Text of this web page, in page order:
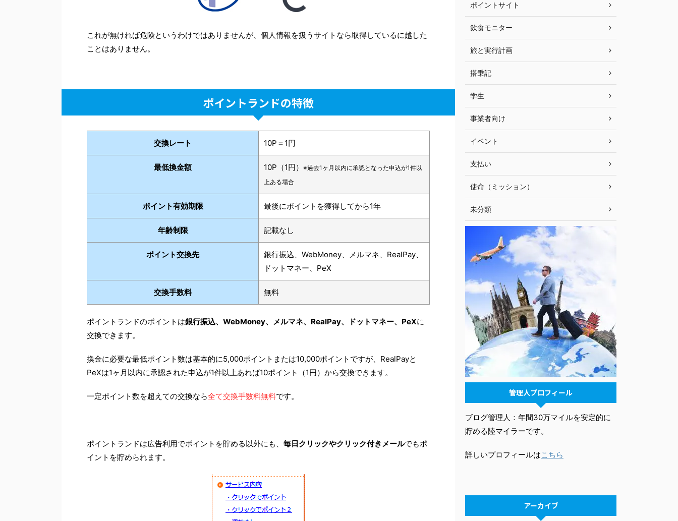
これが無ければ危険というわけではありませんが、個人情報を扱うサイトなら取得しているに越した
ことはありません。
ポイントランドの特徴
交換レート 10P＝1円
最低換金額 10P（1円） ※過去1ヶ月以内に承認となった申込が1件以
上ある場合
ポイント有効期限 最後にポイントを獲得してから1年
年齢制限 記載なし
ポイント交換先
銀行振込、WebMoney、メルマネ、RealPay、
ドットマネー、PeX
交換手数料 無料
ポイントランドのポイントは銀行振込、WebMoney、メルマネ、RealPay、ドットマネー、PeXに
交換できます。
換金に必要な最低ポイント数は基本的に5,000ポイントまたは10,000ポイントですが、RealPayと
PeXは1ヶ月以内に承認された申込が1件以上あれば10ポイント（1円）から交換できます。
一定ポイント数を超えての交換なら全て交換手数料無料です。
ポイントランドは広告利用でポイントを貯める以外にも、 毎日クリックやクリック付きメールでもポ
イントを貯められます。
ポイントサイト
飲食モニター
旅と実行計画
搭乗記
学生
事業者向け
イベント
支払い
使命（ミッション）
未分類
管理人プロフィール
ブログ管理人：年間30万マイルを安定的に
貯める陸マイラーです。
詳しいプロフィールはこちら
アーカイブ